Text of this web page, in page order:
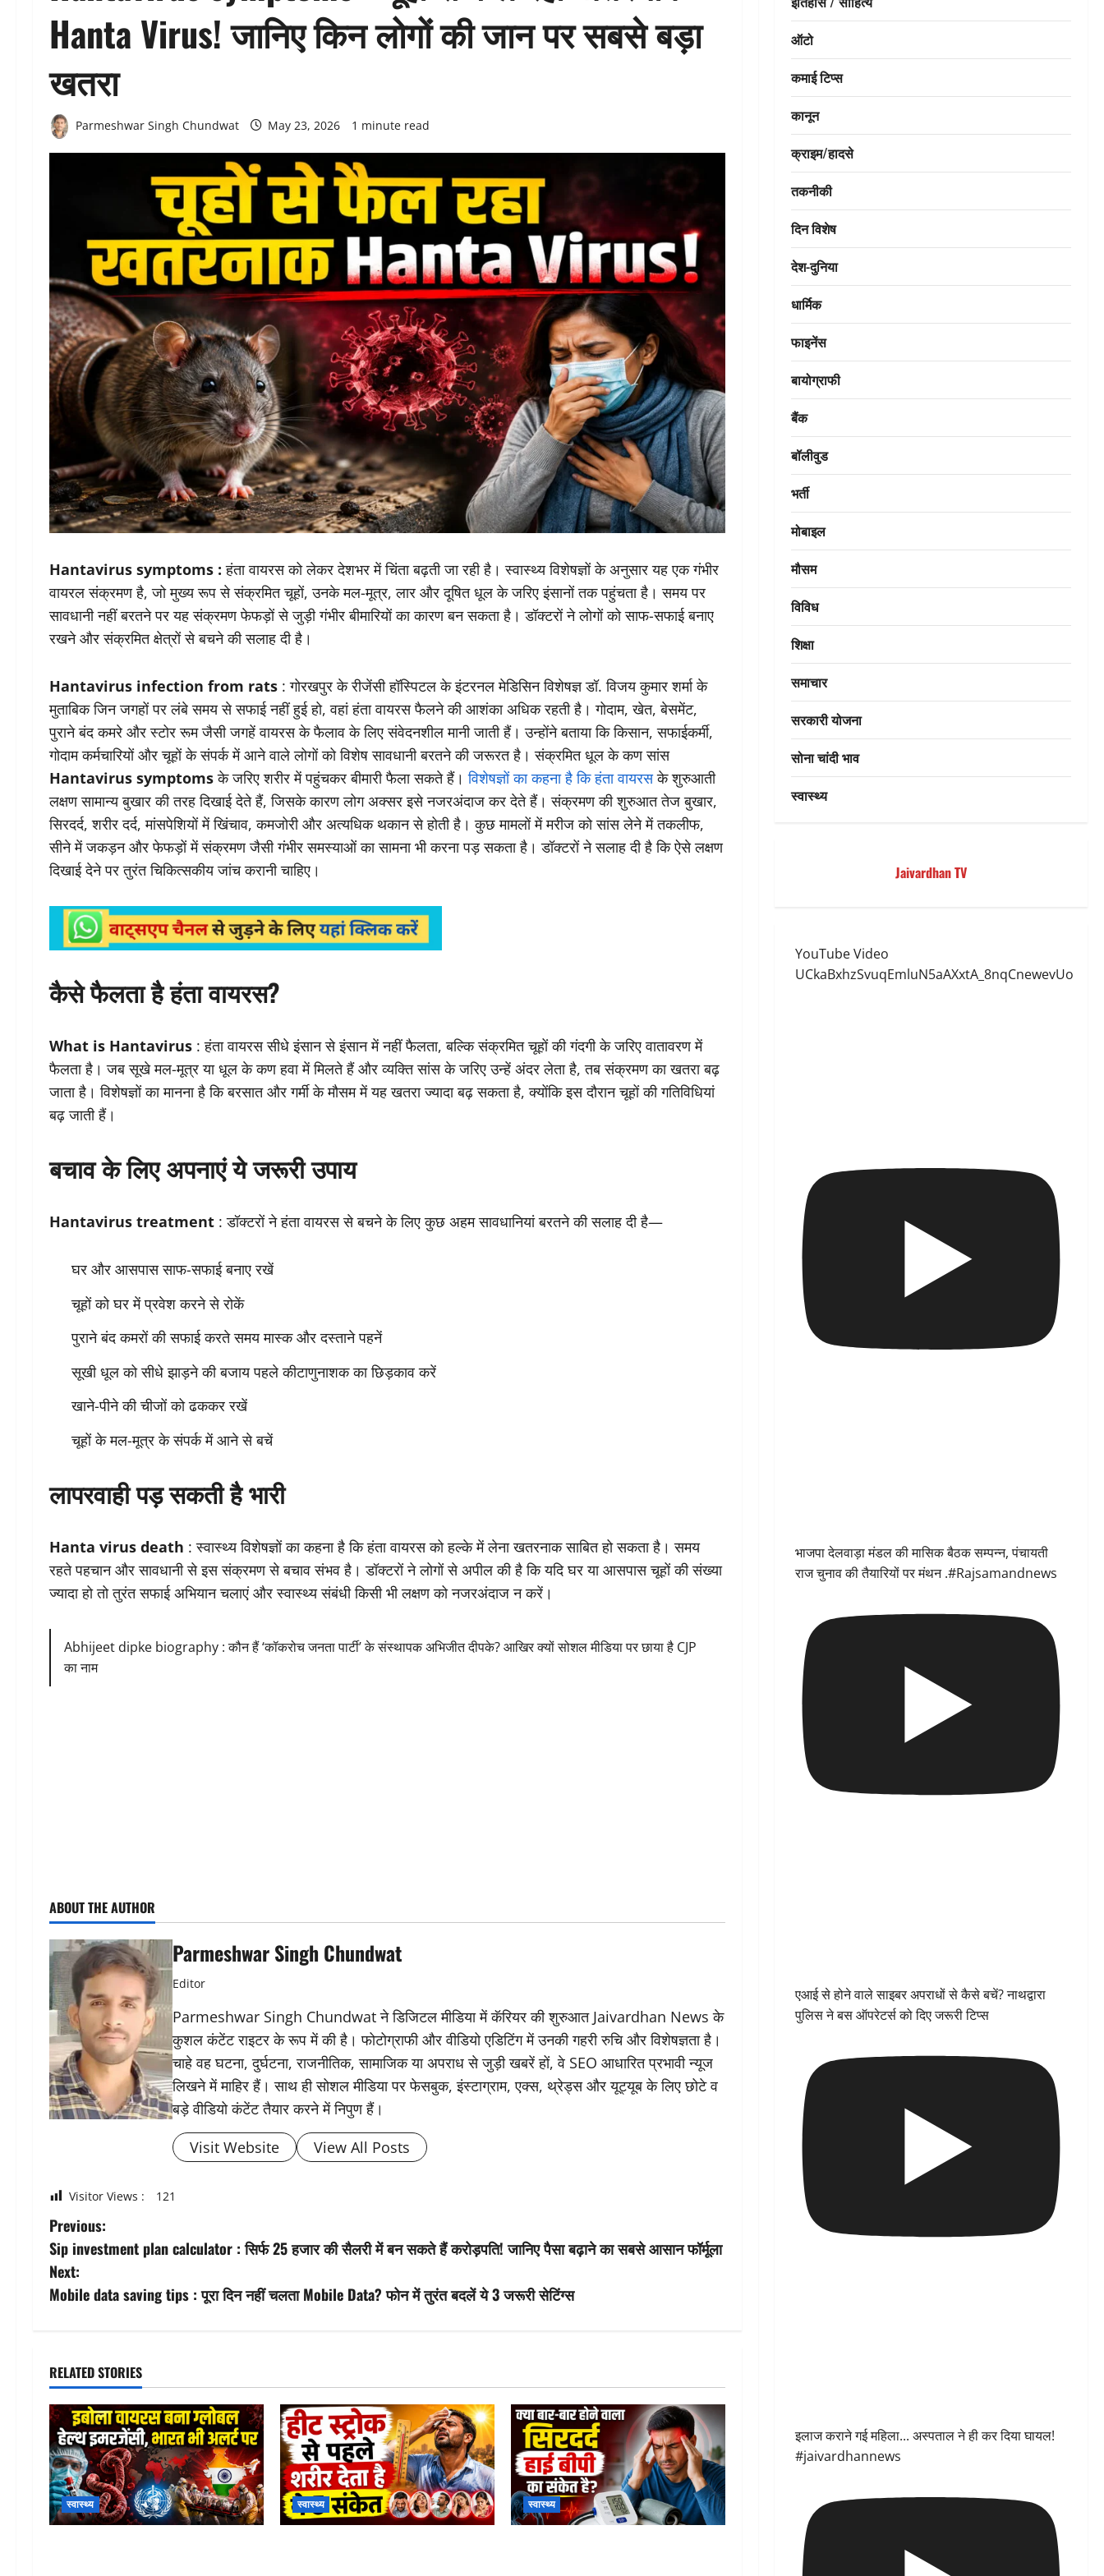
Hanta Virus! जानिए किन लोगों की जान पर सबसे बड़ा
खतरा
Parmeshwar Singh Chundwat May 23, 2026 1 minute read
Hantavirus symptoms : हंता वायरस को लेकर देशभर में चिंता बढ़ती जा रही है। स्वास्थ्य विशेषज्ञों के अनुसार यह एक गंभीर
वायरल संक्रमण है, जो मुख्य रूप से संक्रमित चूहों, उनके मल-मूत्र, लार और दूषित धूल के जरिए इंसानों तक पहुंचता है। समय पर
सावधानी नहीं बरतने पर यह संक्रमण फेफड़ों से जुड़ी गंभीर बीमारियों का कारण बन सकता है। डॉक्टरों ने लोगों को साफ-सफाई बनाए
रखने और संक्रमित क्षेत्रों से बचने की सलाह दी है।
Hantavirus infection from rats : गोरखपुर के रीजेंसी हॉस्पिटल के इंटरनल मेडिसिन विशेषज्ञ डॉ. विजय कुमार शर्मा के
मुताबिक जिन जगहों पर लंबे समय से सफाई नहीं हुई हो, वहां हंता वायरस फैलने की आशंका अधिक रहती है। गोदाम, खेत, बेसमेंट,
पुराने बंद कमरे और स्टोर रूम जैसी जगहें वायरस के फैलाव के लिए संवेदनशील मानी जाती हैं। उन्होंने बताया कि किसान, सफाईकर्मी,
गोदाम कर्मचारियों और चूहों के संपर्क में आने वाले लोगों को विशेष सावधानी बरतने की जरूरत है। संक्रमित धूल के कण सांस
Hantavirus symptomsके जरिए शरीर में पहुंचकर बीमारी फैला सकते हैं।विशेषज्ञों का कहना है कि हंता वायरसके शुरुआती
लक्षण सामान्य बुखार की तरह दिखाई देते हैं, जिसके कारण लोग अक्सर इसे नजरअंदाज कर देते हैं। संक्रमण की शुरुआत तेज बुखार,
सिरदर्द, शरीर दर्द, मांसपेशियों में खिंचाव, कमजोरी और अत्यधिक थकान से होती है। कुछ मामलों में मरीज को सांस लेने में तकलीफ,
सीने में जकड़न और फेफड़ों में संक्रमण जैसी गंभीर समस्याओं का सामना भी करना पड़ सकता है। डॉक्टरों ने सलाह दी है कि ऐसे लक्षण
दिखाई देने पर तुरंत चिकित्सकीय जांच करानी चाहिए।
कैसे फैलता है हंता वायरस?
What is Hantavirus : हंता वायरस सीधे इंसान से इंसान में नहीं फैलता, बल्कि संक्रमित चूहों की गंदगी के जरिए वातावरण में
फैलता है। जब सूखे मल-मूत्र या धूल के कण हवा में मिलते हैं और व्यक्ति सांस के जरिए उन्हें अंदर लेता है, तब संक्रमण का खतरा बढ़
जाता है। विशेषज्ञों का मानना है कि बरसात और गर्मी के मौसम में यह खतरा ज्यादा बढ़ सकता है, क्योंकि इस दौरान चूहों की गतिविधियां
बढ़ जाती हैं।
बचाव के लिए अपनाएं ये जरूरी उपाय
Hantavirus treatment : डॉक्टरों ने हंता वायरस से बचने के लिए कुछ अहम सावधानियां बरतने की सलाह दी है—
घर और आसपास साफ-सफाई बनाए रखें
चूहों को घर में प्रवेश करने से रोकें
पुराने बंद कमरों की सफाई करते समय मास्क और दस्ताने पहनें
सूखी धूल को सीधे झाड़ने की बजाय पहले कीटाणुनाशक का छिड़काव करें
खाने-पीने की चीजों को ढककर रखें
चूहों के मल-मूत्र के संपर्क में आने से बचें
लापरवाही पड़ सकती है भारी
Hanta virus death : स्वास्थ्य विशेषज्ञों का कहना है कि हंता वायरस को हल्के में लेना खतरनाक साबित हो सकता है। समय
रहते पहचान और सावधानी से इस संक्रमण से बचाव संभव है। डॉक्टरों ने लोगों से अपील की है कि यदि घर या आसपास चूहों की संख्या
ज्यादा हो तो तुरंत सफाई अभियान चलाएं और स्वास्थ्य संबंधी किसी भी लक्षण को नजरअंदाज न करें।
Abhijeet dipke biography : कौन हैं ‘कॉकरोच जनता पार्टी’ के संस्थापक अभिजीत दीपके? आखिर क्यों सोशल मीडिया पर छाया है CJP
का नाम
ABOUT THE AUTHOR
Parmeshwar Singh Chundwat
Editor
Parmeshwar Singh Chundwat ने डिजिटल मीडिया में कॅरियर की शुरुआत Jaivardhan News के
कुशल कंटेंट राइटर के रूप में की है। फोटोग्राफी और वीडियो एडिटिंग में उनकी गहरी रुचि और विशेषज्ञता है।
चाहे वह घटना, दुर्घटना, राजनीतिक, सामाजिक या अपराध से जुड़ी खबरें हों, वे SEO आधारित प्रभावी न्यूज
लिखने में माहिर हैं। साथ ही सोशल मीडिया पर फेसबुक, इंस्टाग्राम, एक्स, थ्रेड्स और यूट्यूब के लिए छोटे व
बड़े वीडियो कंटेंट तैयार करने में निपुण हैं।
Visit Website
View All Posts
Visitor Views : 121
P
o
s
n
a
v
i
g
Previous:
Sip investment plan calculator : सिर्फ 25 हजार की सैलरी में बन सकते हैं करोड़पति! जानिए पैसा बढ़ाने का सबसे आसान फॉर्मूला
Next:
Mobile data saving tips : पूरा दिन नहीं चलता Mobile Data? फोन में तुरंत बदलें ये 3 जरूरी सेटिंग्स
RELATED STORIES
स्वास्थ्य स्वास्थ्य स्वास्थ्य
ऑटो
कमाई टिप्स
कानून
क्राइम/हादसे
तकनीकी
दिन विशेष
देश-दुनिया
धार्मिक
फाइनेंस
बायोग्राफी
बैंक
बॉलीवुड
भर्ती
मोबाइल
मौसम
विविध
शिक्षा
समाचार
सरकारी योजना
सोना चांदी भाव
स्वास्थ्य
Jaivardhan TV
YouTube Video
UCkaBxhzSvuqEmluN5aAXxtA_8nqCnewevUo
भाजपा देलवाड़ा मंडल की मासिक बैठक सम्पन्न, पंचायती
राज चुनाव की तैयारियों पर मंथन .#Rajsamandnews
एआई से होने वाले साइबर अपराधों से कैसे बचें? नाथद्वारा
पुलिस ने बस ऑपरेटर्स को दिए जरूरी टिप्स
इलाज कराने गई महिला... अस्पताल ने ही कर दिया घायल!
#jaivardhannews